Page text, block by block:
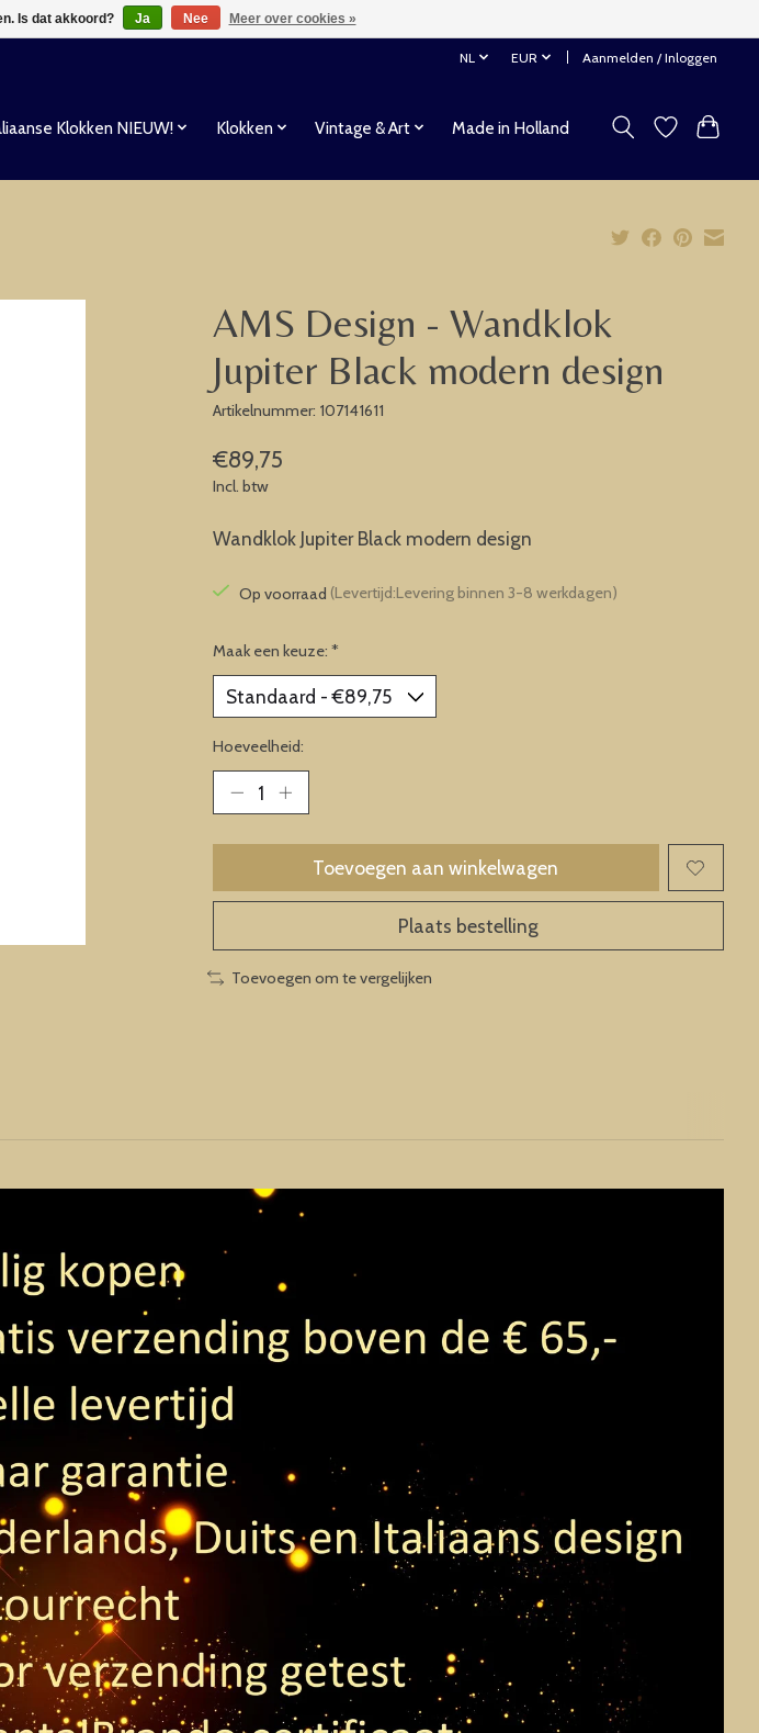
NL EUR Aanmelden / Inloggen
Klokken NIEUW! Klokken Vintage & Art Made in Holland
AMS Design - Wandklok
Jupiter Black modern design
Artikelnummer: 107141611
€89,75
Incl. btw
Wandklok Jupiter Black modern design
Op voorraad (Levertijd:Levering binnen 3-8 werkdagen)
Maak een keuze: *
Hoeveelheid:
Toevoegen aan winkelwagen
Plaats bestelling
Toevoegen om te vergelijken
Is dat akkoord? Ja Nee Meer over cookies »